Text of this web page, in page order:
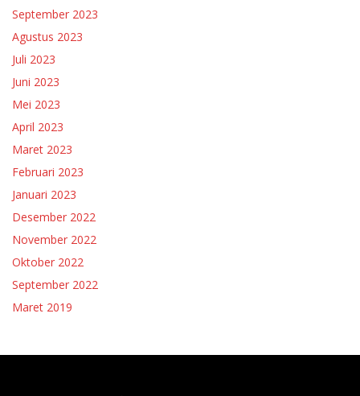
September 2023
Agustus 2023
Juli 2023
Juni 2023
Mei 2023
April 2023
Maret 2023
Februari 2023
Januari 2023
Desember 2022
November 2022
Oktober 2022
September 2022
Maret 2019